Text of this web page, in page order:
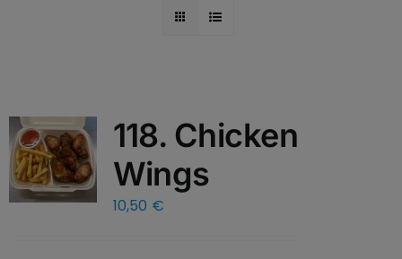
118. Chicken
Wings
10,50 €